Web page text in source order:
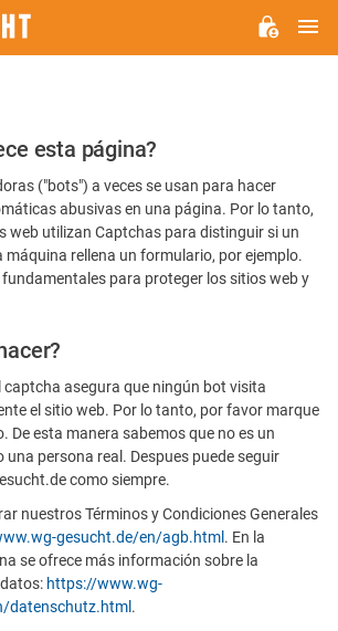
esta página?
("bots") a veces se usan para hacer
abusivas en una página. Por lo tanto,
web utilizan Captchas para distinguir si un
máquina rellena un formulario, por ejemplo.
para proteger los sitios web y
captcha asegura que ningún bot visita
el sitio web. Por lo tanto, por favor marque
De esta manera sabemos que no es un
una persona real. Despues puede seguir
como siempre.
nuestros Términos y Condiciones Generales
gesucht.de/en/agb.html . En la
se ofrece más información sobre la
https://www.wg-
datenschutz.html .